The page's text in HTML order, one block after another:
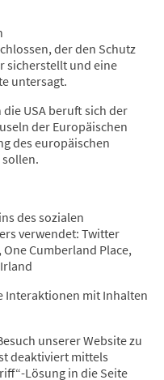
der den Schutz
sicherstellt und eine
untersagt.
USA beruft sich der
der Europäischen
des europäischen
des sozialen
verwendet: Twitter
Cumberland Place,
Interaktionen mit Inhalten
unserer Website zu
deaktiviert mittels
Lösung in die Seite